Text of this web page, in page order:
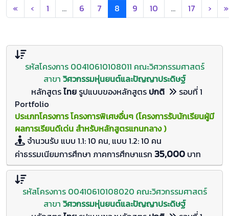
« ‹ 1 … 6 7 8 9 10 … 17 › »
รหัสโครงการ 00410610108011 คณะวิศวกรรมศาสตร์
สาขา วิศวกรรมหุ่นยนต์และปัญญาประดิษฐ์
หลักสูตรไทย รูปแบบของหลักสูตร ปกติ
รอบที่ 1
Portfolio
ประเภทโครงการ โครงการพิเศษอื่นๆ (โครงการรับนักเรียนผู้มี
ผลการเรียนดีเด่น สำหรับหลักสูตรแกนกลาง )
จำนวนรับ แบบ 1.1: 10 คน, แบบ 1.2: 10 คน
ค่าธรรมเนียมการศึกษา ภาคการศึกษาแรก 35,000 บาท
รหัสโครงการ 00410610108020 คณะวิศวกรรมศาสตร์
สาขา วิศวกรรมหุ่นยนต์และปัญญาประดิษฐ์